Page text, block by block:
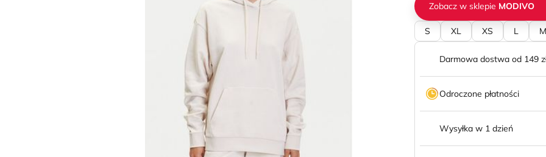
Zobacz w sklepie MODIVO
S XL XS L M
Darmowa dostwa od 149
Odroczone płatności
Wysyłka w 1 dzień